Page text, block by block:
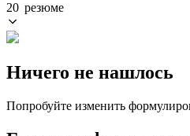
20 резюме
Ничего не нашлось
Попробуйте изменить